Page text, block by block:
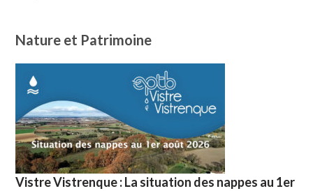
Nature et Patrimoine
Vistre Vistrenque : La situation des nappes au 1er